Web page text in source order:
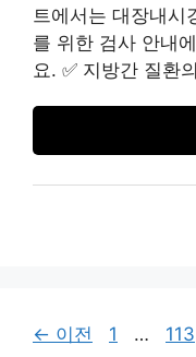
트에서는 대장내시
를 위한 검사 안내
요. ✅ 지방간 질환
← 이전
페
1 …
페
113